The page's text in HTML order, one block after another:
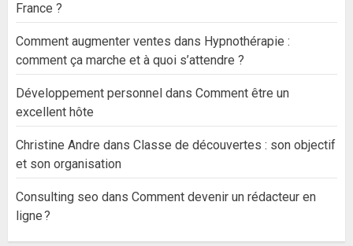
France ?
Comment augmenter ventes dans Hypnothérapie :
comment ça marche et à quoi s’attendre ?
Développement personnel dans Comment être un
excellent hôte
Christine Andre dans Classe de découvertes : son objectif
et son organisation
Consulting seo dans Comment devenir un rédacteur en
ligne ?